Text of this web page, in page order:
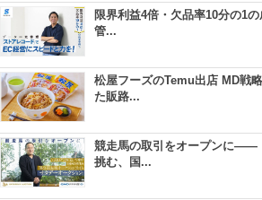
限界利益4倍・欠品率10分の1
管...
松屋フーズのTemu出店 MD戦
た販路...
競走馬の取引をオープンに――
挑む、国...